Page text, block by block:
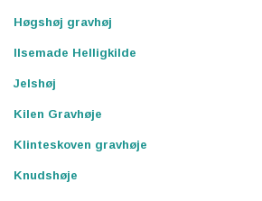
Høgshøj gravhøj
Ilsemade Helligkilde
Jelshøj
Kilen Gravhøje
Klinteskoven gravhøje
Knudshøje